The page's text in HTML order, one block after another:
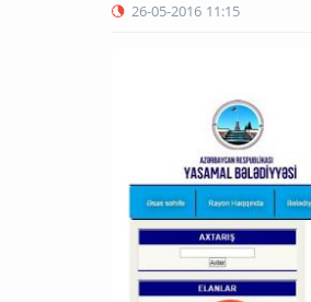
26-05-2016 11:15